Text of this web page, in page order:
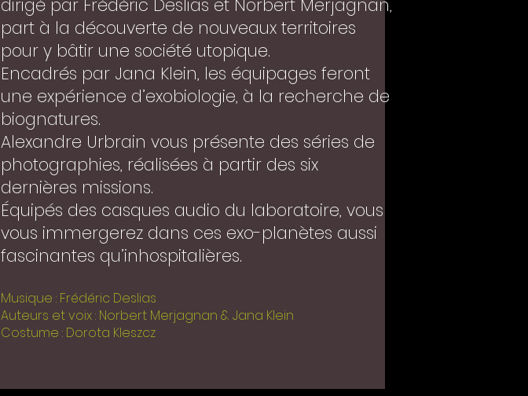
dirigé par Frédéric Deslias et Norbert Merjagnan,
part à la découverte de nouveaux territoires
pour y bâtir une société utopique.
Encadrés par Jana Klein, les équipages feront
une expérience d’exobiologie, à la recherche de
biognatures.
Alexandre Urbrain vous présente des séries de
photographies, réalisées à partir des six
dernières missions.
Équipés des casques audio du laboratoire, vous
vous immergerez dans ces exo-planètes aussi
fascinantes qu’inhospitalières.
Musique : Frédéric Deslias
Auteurs et voix : Norbert Merjagnan & Jana Klein
Costume : Dorota Kleszcz